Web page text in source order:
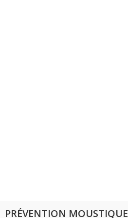
PRÉVENTION MOUSTIQUE